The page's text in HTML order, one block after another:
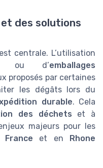
des solutions
est centrale. L’utilisation
ou d’emballages
proposés par certaines
les dégâts lors du
durable. Cela
des déchets et à
majeurs pour les
France et en Rhone